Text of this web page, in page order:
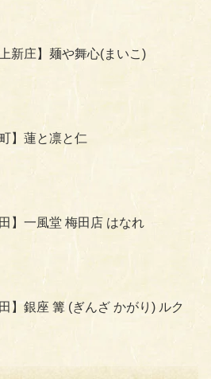
上新庄】麺や舞心(まいこ)
】蓮と凛と仁
田】一風堂 梅田店 はなれ
】銀座 篝 (ぎんざ かがり) ルク